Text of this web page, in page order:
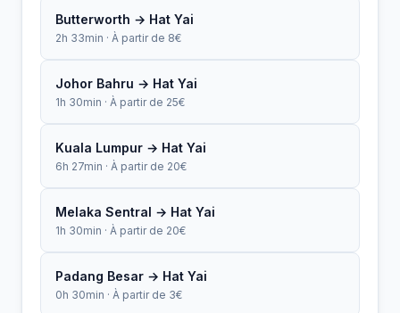
Butterworth → Hat Yai
2h 33min · À partir de 8€
Johor Bahru → Hat Yai
1h 30min · À partir de 25€
Kuala Lumpur → Hat Yai
6h 27min · À partir de 20€
Melaka Sentral → Hat Yai
1h 30min · À partir de 20€
Padang Besar → Hat Yai
0h 30min · À partir de 3€